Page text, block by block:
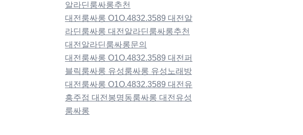
알라딘룸싸롱추천
대전룸싸롱 O1O.4832.3589 대전알
라딘룸싸롱 대전알라딘룸싸롱추천
대전알라딘룸싸롱문의
대전룸싸롱 O1O.4832.3589 대전퍼
블릭룸싸롱 유성룸싸롱 유성노래방
대전룸싸롱 O1O.4832.3589 대전유
흥주점 대전봉명동룸싸롱 대전유성
룸싸롱